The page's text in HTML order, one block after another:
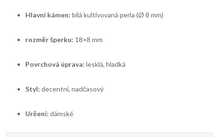
Hlavní kámen: bílá kultivovaná perla (Ø 8 mm)
rozměr šperku: 18×8 mm
Povrchová úprava: lesklá, hladká
Styl: decentní, nadčasový
Určení: dámské